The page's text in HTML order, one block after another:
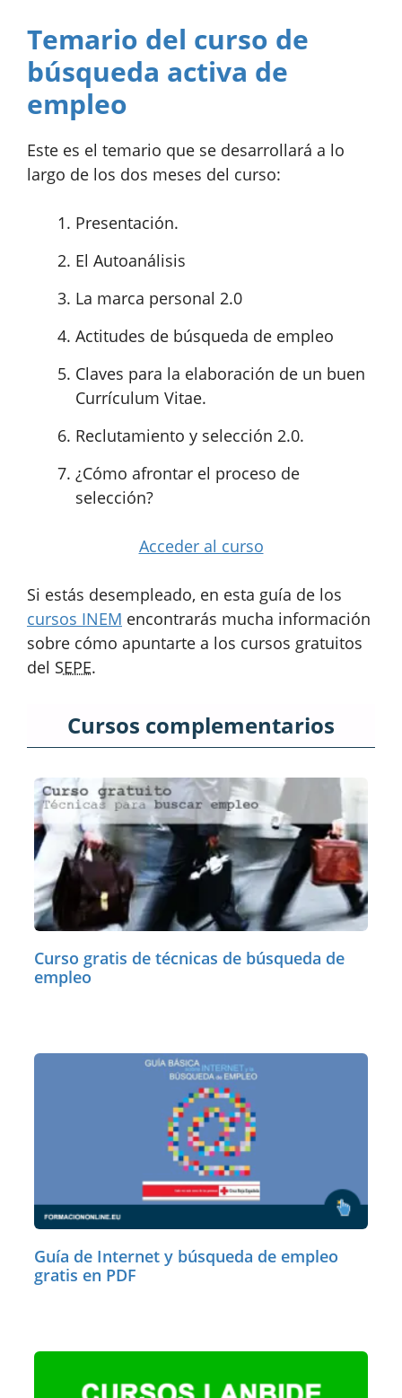
Temario del curso de
búsqueda activa de
empleo
Este es el temario que se desarrollará a lo
largo de los dos meses del curso:
Presentación.
El Autoanálisis
La marca personal 2.0
Actitudes de búsqueda de empleo
Claves para la elaboración de un buen
Currículum Vitae.
Reclutamiento y selección 2.0.
¿Cómo afrontar el proceso de
selección?
Acceder al curso
Si estás desempleado, en esta guía de los
cursos INEM encontrarás mucha información
sobre cómo apuntarte a los cursos gratuitos
del SEPE.
Cursos complementarios
Curso gratis de técnicas de búsqueda de
empleo
Guía de Internet y búsqueda de empleo
gratis en PDF